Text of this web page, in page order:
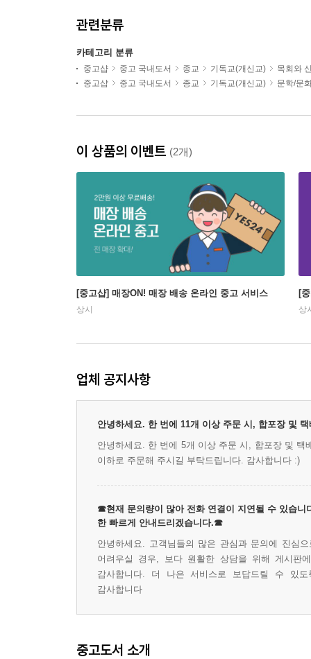
관련분류
카테고리 분류
중고샵 중고 국내도서 종교 기독교(개신교)
목회와
중고샵
중고 국내도서 종교 기독교(개신교) 문학/문
이 상품의 이벤트 (2개)
[중고샵] 매장ON! 매장 배송 온라인 중고 서비스
상시
[
상
업체 공지사항
안녕하세요. 한 번에 11개 이상 주문 시, 합포장 및
안녕하세요. 한 번에 5개 이상 주문 시, 합포장 및
이하로 주문해 주시길 부탁드립니다. 감사합니다 :)
☎현재 문의량이 많아 전화 연결이 지연될 수 있습니
한 빠르게 안내드리겠습니다.☎
안녕하세요. 고객님들의 많은 관심과 문의에 진심
어려우실 경우, 보다 원활한 상담을 위해 게시판
감사합니다. 더 나은 서비스로 보답드릴 수 있도
감사합니다
중고도서 소개